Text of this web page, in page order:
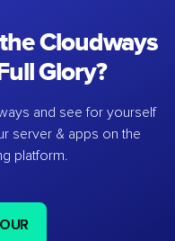
Cloudways
Glory?
and see for yourself
server & apps on the
platform.